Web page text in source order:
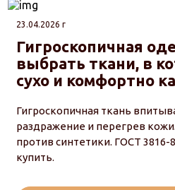
23.04.2026 г
Гигроскопичная
выбрать ткани, в
сухо и комфортно
Гигроскопичная ткань
раздражение и перегрев
против синтетики. ГОСТ 3816-
купить.